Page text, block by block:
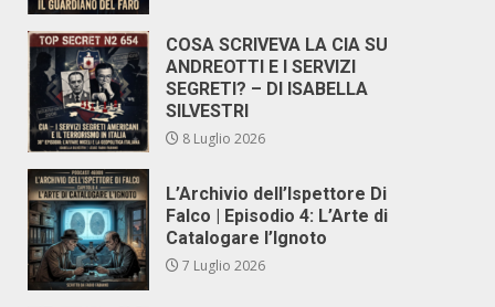
COSA SCRIVEVA LA CIA SU
ANDREOTTI E I SERVIZI
SEGRETI? – DI ISABELLA
SILVESTRI
8 Luglio 2026
L’Archivio dell’Ispettore Di
Falco | Episodio 4: L’Arte di
Catalogare l’Ignoto
7 Luglio 2026